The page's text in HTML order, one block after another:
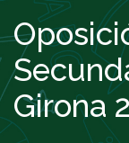
Girona